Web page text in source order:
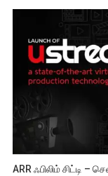
ARR ஃபிலிம் சிட்டி